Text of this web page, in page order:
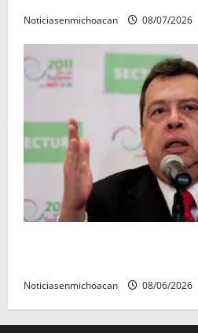
Noticiasenmichoacan 08/07/2026
Noticiasenmichoacan 08/06/2026